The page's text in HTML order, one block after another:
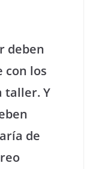
deben
con los
taller. Y
de